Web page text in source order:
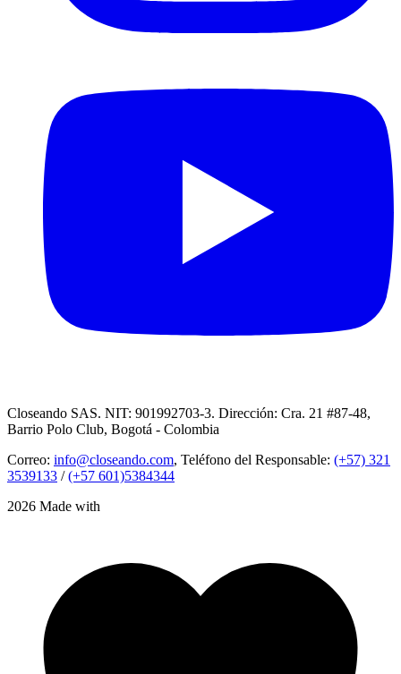
Closeando SAS. NIT: 901992703-3. Dirección: Cra. 21 #87-48,
Barrio Polo Club, Bogotá - Colombia
Correo: info@closeando.com, Teléfono del Responsable: (+57) 321
3539133 /(+57 601)5384344
2026 Made with